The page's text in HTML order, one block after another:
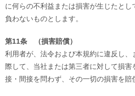
に何らの不利益または損害が生じたと
負わないものとします。
第11条 （損害賠償）
利用者が、法令および本規約に違反し、
際して、当社または第三者に対して損
接・間接を問わず、その一切の損害を賠